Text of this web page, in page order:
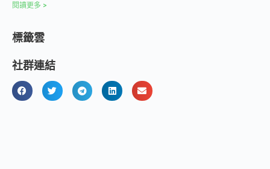
閱讀更多 >
標籤雲
社群連結